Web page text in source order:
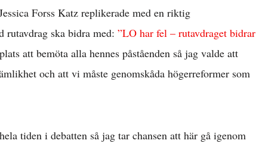
Forss Katz replikerade med en riktig
rutavdrag ska bidra med: ”LO har fel – rutavdraget bidrar
att bemöta alla hennes påståenden så jag valde att
och att vi måste genomskåda högerreformer som
tiden i debatten så jag tar chansen att här gå igenom